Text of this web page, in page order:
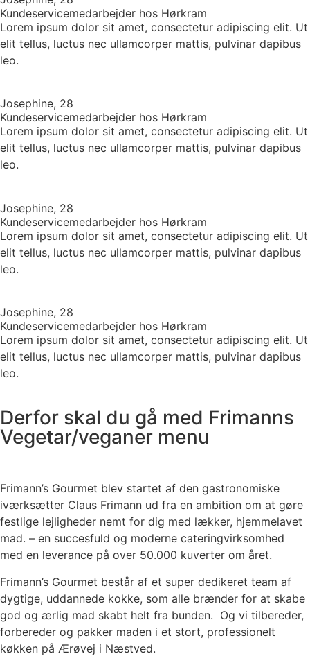
Kundeservicemedarbejder hos Hørkram
Lorem ipsum dolor sit amet, consectetur adipiscing elit. Ut
elit tellus, luctus nec ullamcorper mattis, pulvinar dapibus
leo.
Josephine, 28
Kundeservicemedarbejder hos Hørkram
Lorem ipsum dolor sit amet, consectetur adipiscing elit. Ut
elit tellus, luctus nec ullamcorper mattis, pulvinar dapibus
leo.
Josephine, 28
Kundeservicemedarbejder hos Hørkram
Lorem ipsum dolor sit amet, consectetur adipiscing elit. Ut
elit tellus, luctus nec ullamcorper mattis, pulvinar dapibus
leo.
Josephine, 28
Kundeservicemedarbejder hos Hørkram
Lorem ipsum dolor sit amet, consectetur adipiscing elit. Ut
elit tellus, luctus nec ullamcorper mattis, pulvinar dapibus
leo.
Derfor skal du gå med Frimanns
Vegetar/veganer menu
Frimann’s Gourmet blev startet af den gastronomiske
iværksætter Claus Frimann ud fra en ambition om at gøre
festlige lejligheder nemt for dig med lækker, hjemmelavet
mad. – en succesfuld og moderne cateringvirksomhed
med en leverance på over 50.000 kuverter om året.
Frimann’s Gourmet består af et super dedikeret team af
dygtige, uddannede kokke, som alle brænder for at skabe
god og ærlig mad skabt helt fra bunden. Og vi tilbereder,
forbereder og pakker maden i et stort, professionelt
køkken på Ærøvej i Næstved.